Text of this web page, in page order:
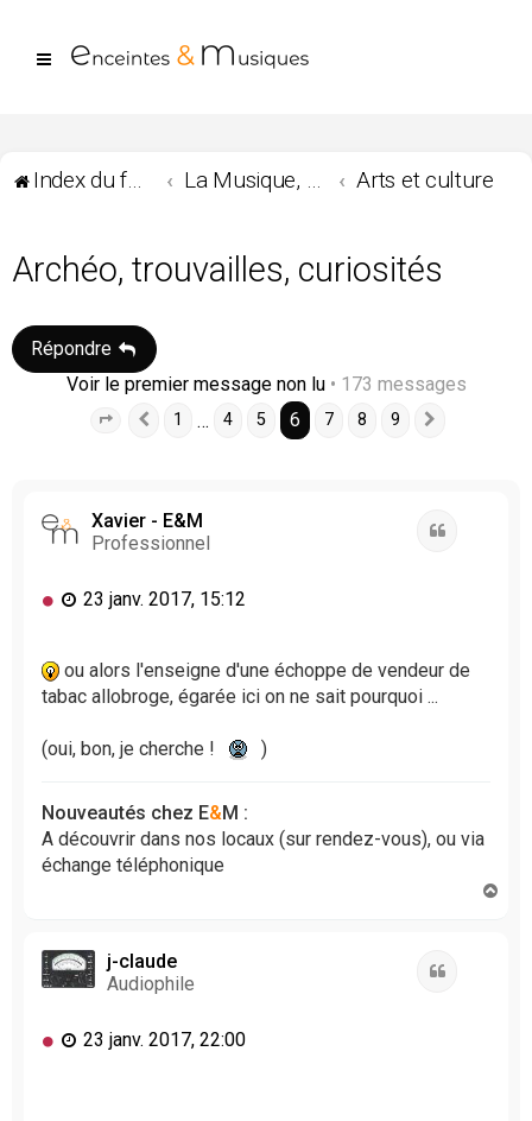
Index du forum La Musique, les musiques ... Arts et culture
Archéo, trouvailles, curiosités
Répondre
Voir le premier message non lu• 173 messages
Page sur9
Précédente
1 … 4 5 6 7 8 9
Xavier - E&M
Professionnel
M
s
a
n
l
u
23 janv. 2017, 15:12
ou alors l'enseigne d'une échoppe de vendeur de
tabac allobroge, égarée ici on ne sait pourquoi ...
(oui, bon, je cherche ! )
Nouveautés chez E&M :
A découvrir dans nos locaux (sur rendez-vous), ou via
échange téléphonique
j-claude
Audiophile
M 23 janv. 2017, 22:00